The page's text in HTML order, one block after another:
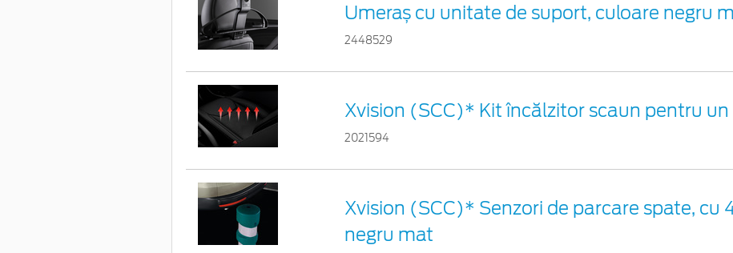
Umeraș cu unitate de suport, culoare negru
2448529
Xvision (SCC)* Kit încălzitor scaun pentru un
2021594
Xvision (SCC)* Senzori de parcare spate, cu
negru mat